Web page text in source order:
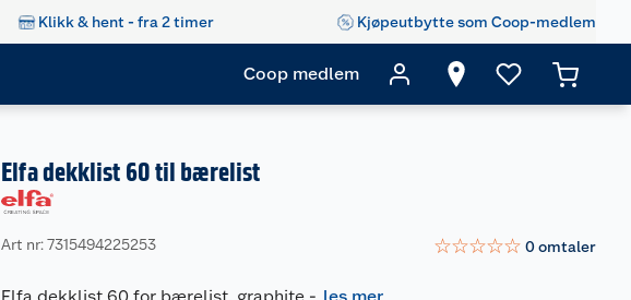
Klikk & hent - fra 2 timer Kjøpeutbytte som Coop-medlem
Coop medlem
Elfa dekklist 60 til bærelist
Art nr: 7315494225253 ☆☆☆☆☆ 0omtaler